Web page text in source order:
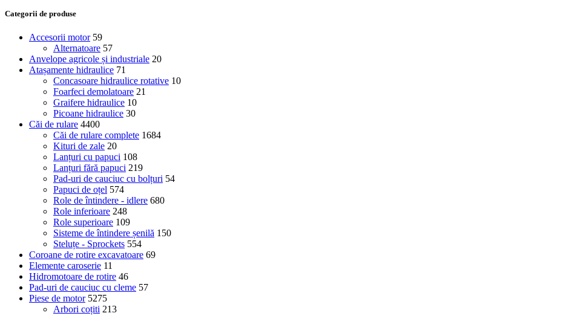
Categorii de produse
Accesorii motor 59
Alternatoare 57
Anvelope agricole și industriale 20
Atașamente hidraulice 71
Concasoare hidraulice rotative 10
Foarfeci demolatoare 21
Graifere hidraulice 10
Picoane hidraulice 30
Căi de rulare 4400
Căi de rulare complete 1684
Kituri de zale 20
Lanțuri cu papuci 108
Lanțuri fără papuci 219
Pad-uri de cauciuc cu bolțuri 54
Papuci de oțel 574
Role de întindere - idlere 680
Role inferioare 248
Role superioare 109
Sisteme de întindere șenilă 150
Steluțe - Sprockets 554
Coroane de rotire excavatoare 69
Elemente caroserie 11
Hidromotoare de rotire 46
Pad-uri de cauciuc cu cleme 57
Piese de motor 5275
Arbori coțiti 213